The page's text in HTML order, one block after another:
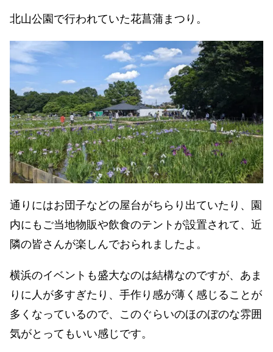
北山公園で行われていた花菖蒲まつり。
通りにはお団子などの屋台がちらり出ていたり、園
内にもご当地物販や飲食のテントが設置されて、近
隣の皆さんが楽しんでおられましたよ。
横浜のイベントも盛大なのは結構なのですが、あま
りに人が多すぎたり、手作り感が薄く感じることが
多くなっているので、このぐらいのほのぼのな雰囲
気がとってもいい感じです。